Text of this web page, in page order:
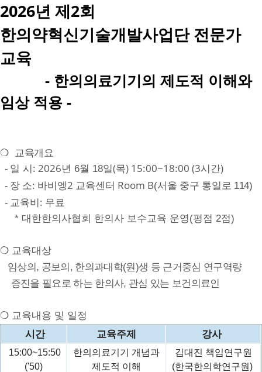
2026년 제2회
한의약혁신기술개발사업단 전문가
교육
- 한의의료기기의 제도적 이해와
임상 적용 -
❍ 교육개요
- 일 시 : 2026년 6월 18일(목) 15:00~18:00 (3시간)
- 장 소: 바비엥2 교육센터 Room B(서울 중구 통일로 114)
- 교육비 : 무료
* 대한한의사협회 한의사 보수교육 운영(평점 2점)
❍ 교육대상
임상의, 공보의, 한의과대학(원)생 등 근거중심 연구역량
증진을 필요로 하는 한의사, 관심 있는 보건의료인
❍ 교육내용 및 일정
시간
교육주제 강사
15:00~15:50
('50)
한의의료기기 개념과
제도적 이해
김대진 책임연구원
(한국한의학연구원)